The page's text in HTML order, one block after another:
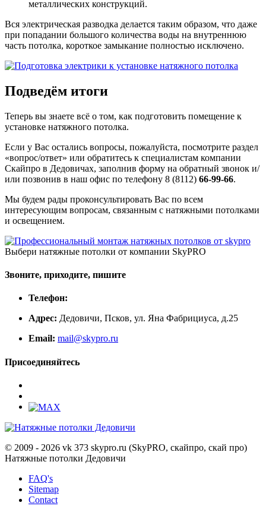
металлических конструкций.
Вся электрическая разводка делается таким образом, что даже
при попадании большого количества воды на внутреннюю
часть потолка, короткое замыкание полностью исключено.
Подведём итоги
Теперь вы знаете всё о том, как подготовить помещение к
установке натяжного потолка.
Если у Вас остались вопросы, пожалуйста, посмотрите раздел
«вопрос/ответ» или обратитесь к специалистам компании
Скайпро в Дедовичах, заполнив форму на обратный звонок и/
или позвонив в наш офис по телефону 8 (8112) 66-99-66.
Мы будем рады проконсультировать Вас по всем
интересующим вопросам, связанным с натяжными потолками
и освещением.
Выбери натяжные потолки от компании SkyPRO
Звоните, приходите, пишите
Телефон:
Адрес: Дедовичи, Псков, ул. Яна Фабрициуса, д.25
Email: mail@skypro.ru
Присоединяйтесь
© 2009 - 2026 vk 373 skypro.ru (SkyPRO, скайпро, скай про)
Натяжные потолки Дедовичи
FAQ's
Sitemap
Contact